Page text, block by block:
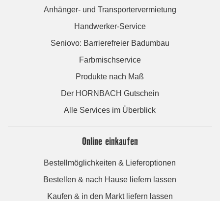
Anhänger- und Transportervermietung
Handwerker-Service
Seniovo: Barrierefreier Badumbau
Farbmischservice
Produkte nach Maß
Der HORNBACH Gutschein
Alle Services im Überblick
Online einkaufen
Bestellmöglichkeiten & Lieferoptionen
Bestellen & nach Hause liefern lassen
Kaufen & in den Markt liefern lassen